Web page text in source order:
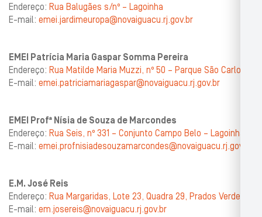
Endereço: Rua Balugães s/nº – Lagoinha
E-mail: emei.jardimeuropa@novaiguacu.rj.gov.br
EMEI Patrícia Maria Gaspar Somma Pereira
Endereço: Rua Matilde Maria Muzzi, nº 50 – Parque São Carlos
E-mail: emei.patriciamariagaspar@novaiguacu.rj.gov.br
EMEI Profª Nísia de Souza de Marcondes
Endereço: Rua Seis, nº 331 – Conjunto Campo Belo – Lagoinha
E-mail: emei.profnisiadesouzamarcondes@novaiguacu.rj.gov.br
E.M. José Reis
Endereço: Rua Margaridas, Lote 23, Quadra 29, Prados Verdes
E-mail: em.josereis@novaiguacu.rj.gov.br